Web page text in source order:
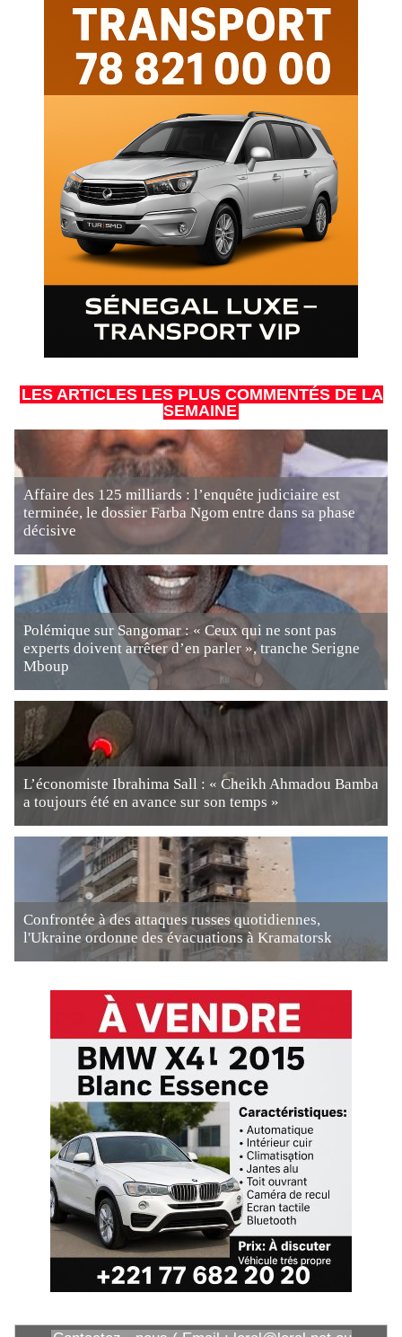
LES ARTICLES LES PLUS COMMENTÉS DE LA
SEMAINE
Affaire des 125 milliards : l’enquête judiciaire est
terminée, le dossier Farba Ngom entre dans sa phase
décisive
Polémique sur Sangomar : « Ceux qui ne sont pas
experts doivent arrêter d’en parler », tranche Serigne
Mboup
L’économiste Ibrahima Sall : « Cheikh Ahmadou Bamba
a toujours été en avance sur son temps »
Confrontée à des attaques russes quotidiennes,
l'Ukraine ordonne des évacuations à Kramatorsk